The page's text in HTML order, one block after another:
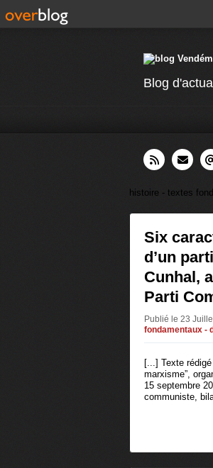
Blog
histoire - textes
Six
d’un
Cunhal,
Parti
Publié le 23
fondamentaux -
[...] Texte
marxisme”,
15 septembre
communiste,